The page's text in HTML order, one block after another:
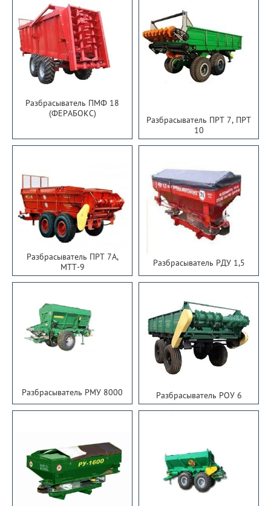
Разбрасыватель ПМФ 18
(ФЕРАБОКС)
Разбрасыватель ПРТ 7, ПРТ
10
Разбрасыватель ПРТ 7А,
МТТ-9
Разбрасыватель РДУ 1,5
Разбрасыватель РМУ 8000 Разбрасыватель РОУ 6